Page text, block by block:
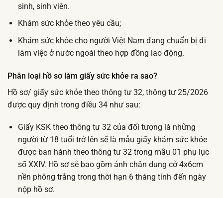
sinh, sinh viên.
Khám sức khỏe theo yêu cầu;
Khám sức khỏe cho người Việt Nam đang chuẩn bị đi
làm việc ở nước ngoài theo hợp đồng lao động.
Phân loại hồ sơ làm giấy sức khỏe ra sao?
Hồ sơ/ giấy sức khỏe theo thông tư 32, thông tư 25/2026
được quy định trong điều 34 như sau:
Giấy KSK theo thông tư 32 của đối tượng là những
người từ 18 tuổi trở lên sẽ là mẫu giấy khám sức khỏe
được ban hành theo thông tư 32 trong mẫu 01 phụ lục
số XXIV. Hồ sơ sẽ bao gồm ảnh chân dung cỡ 4x6cm
nền phông trắng trong thời hạn 6 tháng tính đến ngày
nộp hồ sơ.